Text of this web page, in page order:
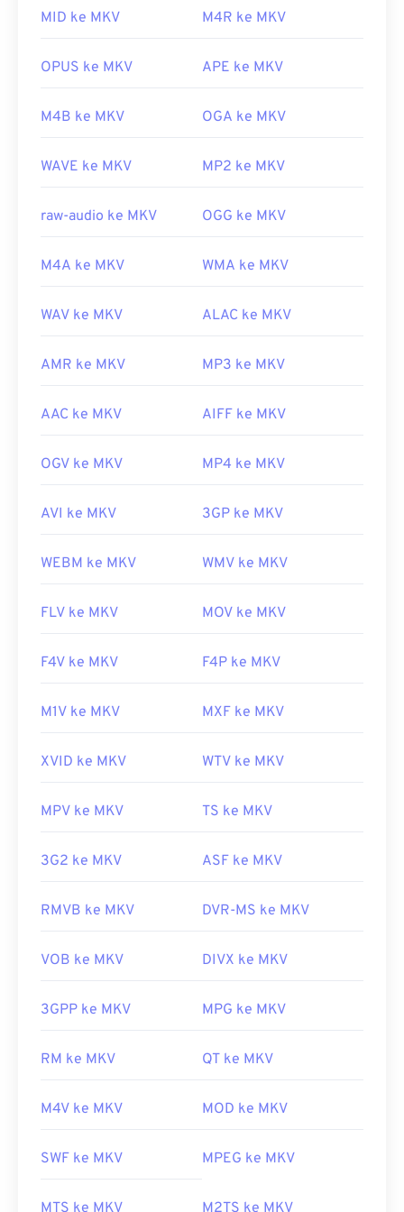
Dikembangkan oleh:
Yayasan Xiph.Org
Tautan yang berguna:
pemutar media lain mungkin tidak mendukungnya.
mengompresi ukuran berkas, yang berarti
lain untuk membuka berkas MKV adalah
melakukannya, unduh
Combined Community
Ninite.
Rilis awal:2002
Tautan yang berguna:
https://www.matroska.org/
MID ke MKV M4R ke MKV
OPUS ke MKV APE ke MKV
M4B ke MKV OGA ke MKV
WAVE ke MKV MP2 ke MKV
raw-audio ke MKV OGG ke MKV
M4A ke MKV WMA ke MKV
WAV ke MKV ALAC ke MKV
AMR ke MKV MP3 ke MKV
AAC ke MKV AIFF ke MKV
OGV ke MKV MP4 ke MKV
AVI ke MKV 3GP ke MKV
WEBM ke MKV WMV ke MKV
FLV ke MKV MOV ke MKV
F4V ke MKV F4P ke MKV
M1V ke MKV MXF ke MKV
XVID ke MKV WTV ke MKV
MPV ke MKV TS ke MKV
3G2 ke MKV ASF ke MKV
RMVB ke MKV DVR-MS ke MKV
VOB ke MKV DIVX ke MKV
3GPP ke MKV MPG ke MKV
RM ke MKV QT ke MKV
M4V ke MKV MOD ke MKV
SWF ke MKV MPEG ke MKV